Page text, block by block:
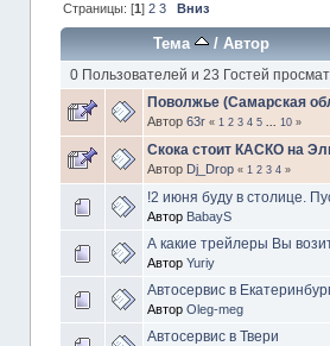
Страницы: [1] 2 3 Вниз
Тема / Автор
0 Пользователей и 23 Гостей
Поволжье (Самарская
Автор 63r « 1 2 3 4 5 10»
Скока стоит КАСКО на
Автор Dj_Drop « 1 2 3 4»
!2 июня буду в столице.
Автор BabayS
А какие трейлеры Вы
Автор Yuriy
Автосервис в
Автор Oleg-meg
Автосервис в Твери